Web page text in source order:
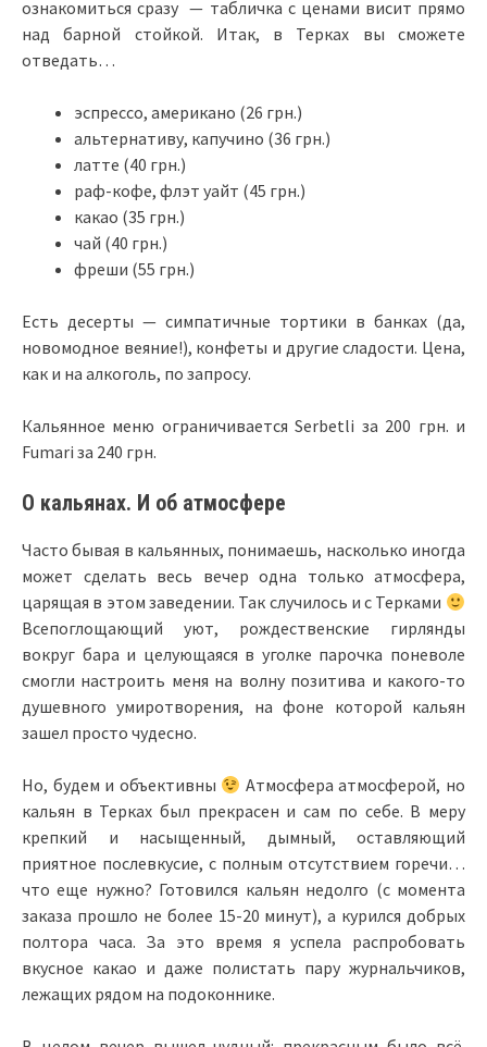
ознакомиться сразу — табличка с ценами висит прямо
над барной стойкой. Итак, в Терках вы сможете
отведать…
эспрессо, американо (26 грн.)
альтернативу, капучино (36 грн.)
латте (40 грн.)
раф-кофе, флэт уайт (45 грн.)
какао (35 грн.)
чай (40 грн.)
фреши (55 грн.)
Есть десерты — симпатичные тортики в банках (да,
новомодное веяние!), конфеты и другие сладости. Цена,
как и на алкоголь, по запросу.
Кальянное меню ограничивается Serbetli за 200 грн. и
Fumari за 240 грн.
О кальянах. И об атмосфере
Часто бывая в кальянных, понимаешь, насколько иногда
может сделать весь вечер одна только атмосфера,
царящая в этом заведении. Так случилось и с Терками
Всепоглощающий уют, рождественские гирлянды
вокруг бара и целующаяся в уголке парочка поневоле
смогли настроить меня на волну позитива и какого-то
душевного умиротворения, на фоне которой кальян
зашел просто чудесно.
Но, будем и объективны
Атмосфера атмосферой, но
кальян в Терках был прекрасен и сам по себе. В меру
крепкий и насыщенный, дымный, оставляющий
приятное послевкусие, с полным отсутствием горечи…
что еще нужно? Готовился кальян недолго (с момента
заказа прошло не более 15-20 минут), а курился добрых
полтора часа. За это время я успела распробовать
вкусное какао и даже полистать пару журнальчиков,
лежащих рядом на подоконнике.